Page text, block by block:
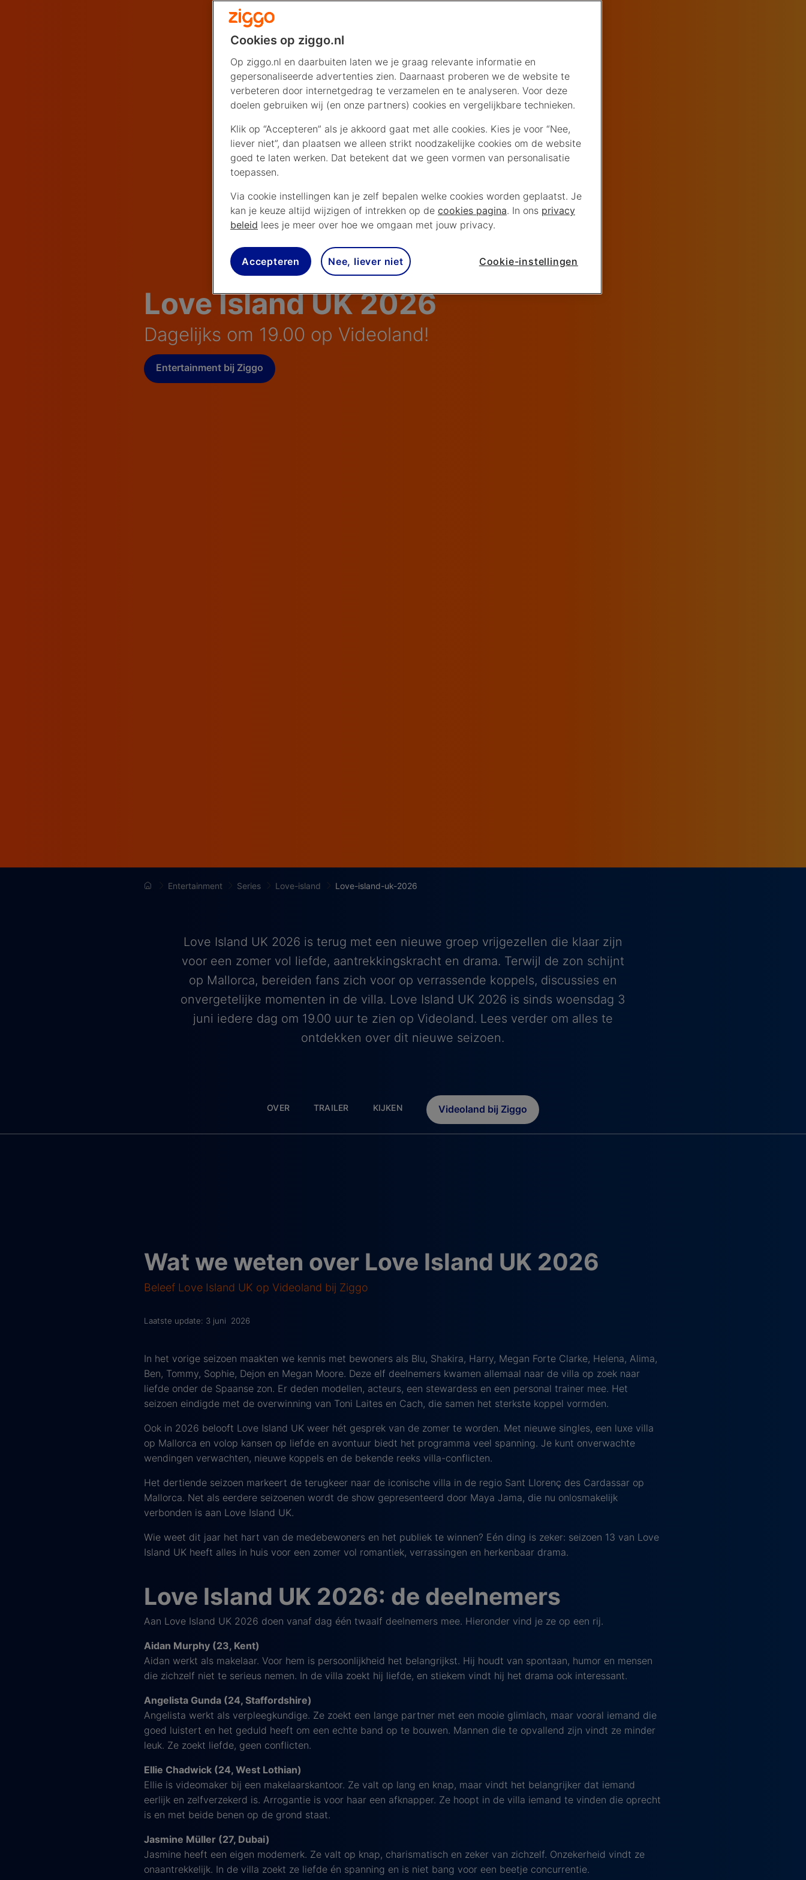
Love Island UK 2026
Dagelijks om 19.00 op Videoland!
Entertainment bij Ziggo
Entertainment Series Love-island Love-island-uk-2026
Love Island UK 2026 is terug met een nieuwe groep vrijgezellen die klaar zijn
voor een zomer vol liefde, aantrekkingskracht en drama. Terwijl de zon schijnt
op Mallorca, bereiden fans zich voor op verrassende koppels, discussies en
onvergetelijke momenten in de villa. Love Island UK 2026 is sinds woensdag 3
juni iedere dag om 19.00 uur te zien op Videoland. Lees verder om alles te
ontdekken over dit nieuwe seizoen.
OVER TRAILER KIJKEN Videoland bij Ziggo
Wat we weten over Love Island UK 2026
Beleef Love Island UK op Videoland bij Ziggo
Laatste update: 3 juni 2026
In het vorige seizoen maakten we kennis met bewoners als Blu, Shakira, Harry, Megan Forte Clarke, Helena, Alima,
Ben, Tommy, Sophie, Dejon en Megan Moore. Deze elf deelnemers kwamen allemaal naar de villa op zoek naar
liefde onder de Spaanse zon. Er deden modellen, acteurs, een stewardess en een personal trainer mee. Het
seizoen eindigde met de overwinning van Toni Laites en Cach, die samen het sterkste koppel vormden.
Ook in 2026 belooft Love Island UK weer hét gesprek van de zomer te worden. Met nieuwe singles, een luxe villa
op Mallorca en volop kansen op liefde en avontuur biedt het programma veel spanning. Je kunt onverwachte
wendingen verwachten, nieuwe koppels en de bekende reeks villa-conflicten.
Het dertiende seizoen markeert de terugkeer naar de iconische villa in de regio Sant Llorenç des Cardassar op
Mallorca. Net als eerdere seizoenen wordt de show gepresenteerd door Maya Jama, die nu onlosmakelijk
verbonden is aan Love Island UK.
Wie weet dit jaar het hart van de medebewoners en het publiek te winnen? Eén ding is zeker: seizoen 13 van Love
Island UK heeft alles in huis voor een zomer vol romantiek, verrassingen en herkenbaar drama.
Love Island UK 2026: de deelnemers
Aan Love Island UK 2026 doen vanaf dag één twaalf deelnemers mee. Hieronder vind je ze op een rij.
Aidan Murphy (23, Kent)
Aidan werkt als makelaar. Voor hem is persoonlijkheid het belangrijkst. Hij houdt van spontaan, humor en mensen
die zichzelf niet te serieus nemen. In de villa zoekt hij liefde, en stiekem vindt hij het drama ook interessant.
Angelista Gunda (24, Staffordshire)
Angelista werkt als verpleegkundige. Ze zoekt een lange partner met een mooie glimlach, maar vooral iemand die
goed luistert en het geduld heeft om een echte band op te bouwen. Mannen die te opvallend zijn vindt ze minder
leuk. Ze zoekt liefde, geen conflicten.
Ellie Chadwick (24, West Lothian)
Ellie is videomaker bij een makelaarskantoor. Ze valt op lang en knap, maar vindt het belangrijker dat iemand
eerlijk en zelfverzekerd is. Arrogantie is voor haar een afknapper. Ze hoopt in de villa iemand te vinden die oprecht
is en met beide benen op de grond staat.
Jasmine Müller (27, Dubai)
Jasmine heeft een eigen modemerk. Ze valt op knap, charismatisch en zeker van zichzelf. Onzekerheid vindt ze
onaantrekkelijk. In de villa zoekt ze liefde én spanning en is niet bang voor een beetje concurrentie.
Cookies op ziggo.nl
Op ziggo.nl en daarbuiten laten we je graag relevante informatie en
gepersonaliseerde advertenties zien. Daarnaast proberen we de website te
verbeteren door internetgedrag te verzamelen en te analyseren. Voor deze
doelen gebruiken wij (en onze partners) cookies en vergelijkbare technieken.
Klik op “Accepteren” als je akkoord gaat met alle cookies. Kies je voor “Nee,
liever niet”, dan plaatsen we alleen strikt noodzakelijke cookies om de website
goed te laten werken. Dat betekent dat we geen vormen van personalisatie
toepassen.
Via cookie instellingen kan je zelf bepalen welke cookies worden geplaatst. Je
kan je keuze altijd wijzigen of intrekken op de cookies pagina. In ons privacy
beleid lees je meer over hoe we omgaan met jouw privacy.
Accepteren Nee, liever niet Cookie-instellingen